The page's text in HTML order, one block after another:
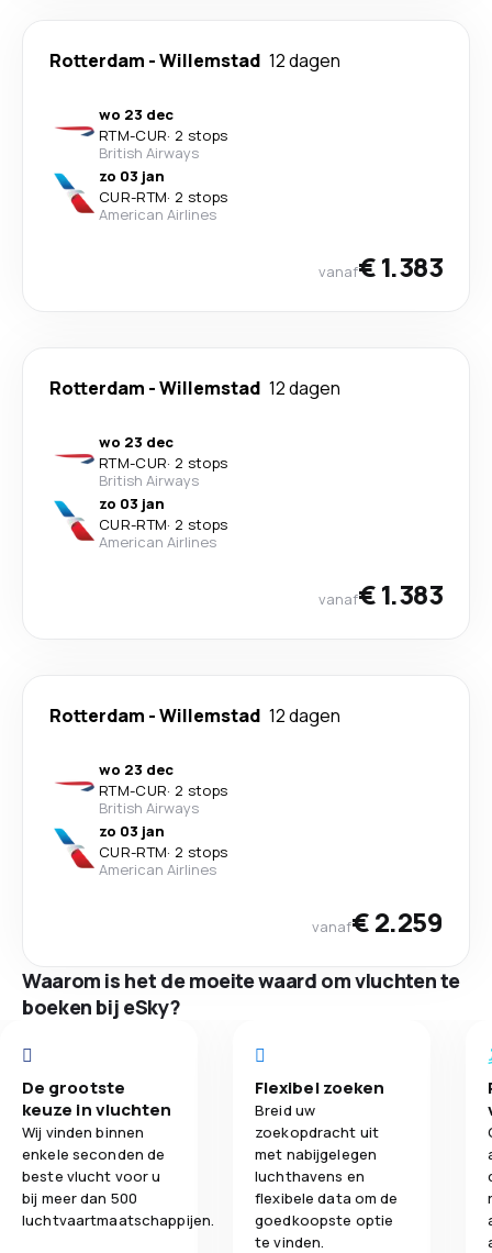
Rotterdam -Willemstad 12 dagen
wo 23 dec
RTM-CUR· 2 stops
British Airways
zo 03 jan
CUR-RTM· 2 stops
American Airlines
vanaf€ 1.383
Rotterdam -Willemstad 12 dagen
wo 23 dec
RTM-CUR· 2 stops
British Airways
zo 03 jan
CUR-RTM· 2 stops
American Airlines
vanaf€ 1.383
Rotterdam -Willemstad 12 dagen
wo 23 dec
RTM-CUR· 2 stops
British Airways
zo 03 jan
CUR-RTM· 2 stops
American Airlines
vanaf€ 2.259
Waarom is het de moeite waard om vluchten te
boeken bij eSky?
De grootste
keuze in vluchten
Wij vinden binnen
enkele seconden de
beste vlucht voor u
bij meer dan 500
luchtvaartmaatschappijen.
Flexibel zoeken
Breid uw
zoekopdracht uit
met nabijgelegen
luchthavens en
flexibele data om de
goedkoopste optie
te vinden.